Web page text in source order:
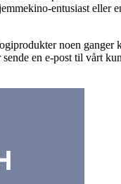
entusiast eller
noen
en e-post til vårt